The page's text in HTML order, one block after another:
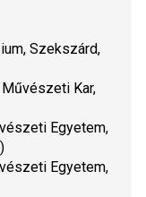
Szekszárd,
Kar,
Egyetem,
Egyetem,